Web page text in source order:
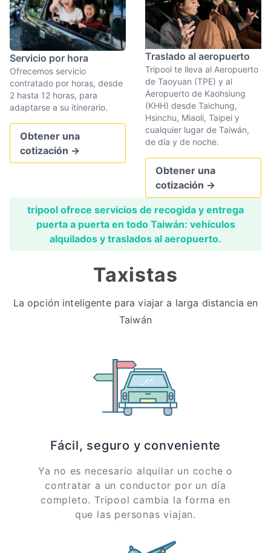
Servicio por hora
Ofrecemos servicio
contratado por horas, desde
2 hasta 12 horas, para
adaptarse a su itinerario.
Obtener una
cotización →
Traslado al aeropuerto
Tripool te lleva al Aeropuerto
de Taoyuan (TPE) y al
Aeropuerto de Kaohsiung
(KHH) desde Taichung,
Hsinchu, Miaoli, Taipei y
cualquier lugar de Taiwán,
de día y de noche.
Obtener una
cotización →
tripool ofrece servicios de recogida y entrega
puerta a puerta en todo Taiwán: vehículos
alquilados y traslados al aeropuerto.
Taxistas
La opción inteligente para viajar a larga distancia en
Taiwán
Fácil, seguro y conveniente
Ya no es necesario alquilar un coche o
contratar a un conductor por un día
completo. Tripool cambia la forma en
que las personas viajan.